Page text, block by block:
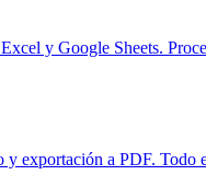
y Google Sheets.
exportación a PDF. Todo